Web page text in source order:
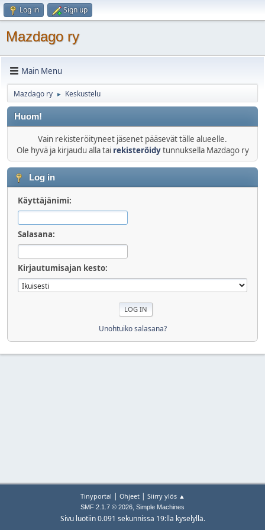
Log in Sign up
Mazdago ry
Main Menu
Mazdago ry ► Keskustelu
Huom!
Vain rekisteröityneet jäsenet pääsevät tälle alueelle.
Ole hyvä ja kirjaudu alla tai rekisteröidytunnuksella Mazdago ry
Log in
Käyttäjänimi:
Salasana:
Kirjautumisajan kesto:
Unohtuiko salasana?
Tinyportal | Ohjeet| Siirry ylös ▲
SMF 2.1.7 © 2026, Simple Machines
Sivu luotiin 0.091 sekunnissa 19:lla kyselyllä.